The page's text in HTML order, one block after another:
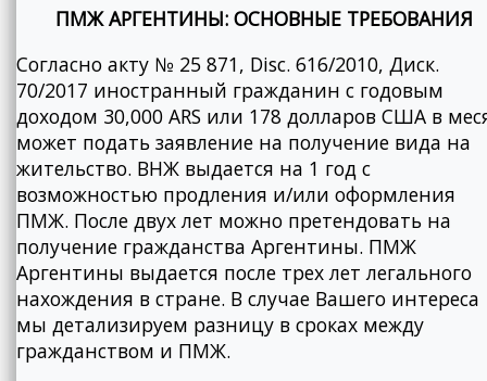
ПМЖ АРГЕНТИНЫ: ОСНОВНЫЕ ТРЕБОВАНИЯ
Согласно акту № 25 871, Disc. 616/2010, Диск.
70/2017 иностранный гражданин с годовым
доходом 30,000 ARS или 178 долларов США в
может подать заявление на получение вида на
жительство. ВНЖ выдается на 1 год с
возможностью продления и/или оформления
ПМЖ. После двух лет можно претендовать на
получение гражданства Аргентины. ПМЖ
Аргентины выдается после трех лет легального
нахождения в стране. В случае Вашего интереса
мы детализируем разницу в сроках между
гражданством и ПМЖ.